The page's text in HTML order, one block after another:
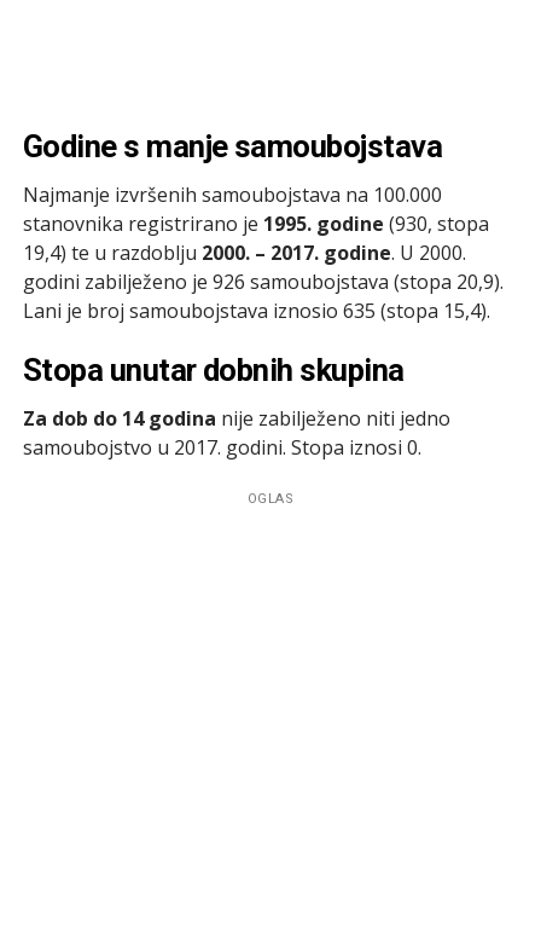
Godine s manje samoubojstava
Najmanje izvršenih samoubojstava na 100.000
stanovnika registrirano je 1995. godine (930, stopa
19,4) te u razdoblju 2000. – 2017. godine. U 2000.
godini zabilježeno je 926 samoubojstava (stopa 20,9).
Lani je broj samoubojstava iznosio 635 (stopa 15,4).
Stopa unutar dobnih skupina
Za dob do 14 godina nije zabilježeno niti jedno
samoubojstvo u 2017. godini. Stopa iznosi 0.
OGLAS